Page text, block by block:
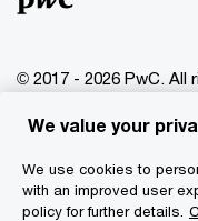
© 2017 - 2026 PwC.
PwC network and/or
of which is a separate
Privacy
We value your
We use cookies to
with an improved user
policy for further details.